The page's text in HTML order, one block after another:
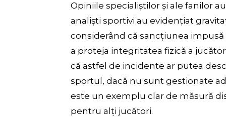
Opiniile specialiștilor și ale fanilor
analiști sportivi au evidențiat
considerând că sancțiunea
a proteja integritatea fizică a
că astfel de incidente ar putea
sportul, dacă nu sunt gestionate
este un exemplu clar de măsură
pentru alți jucători.